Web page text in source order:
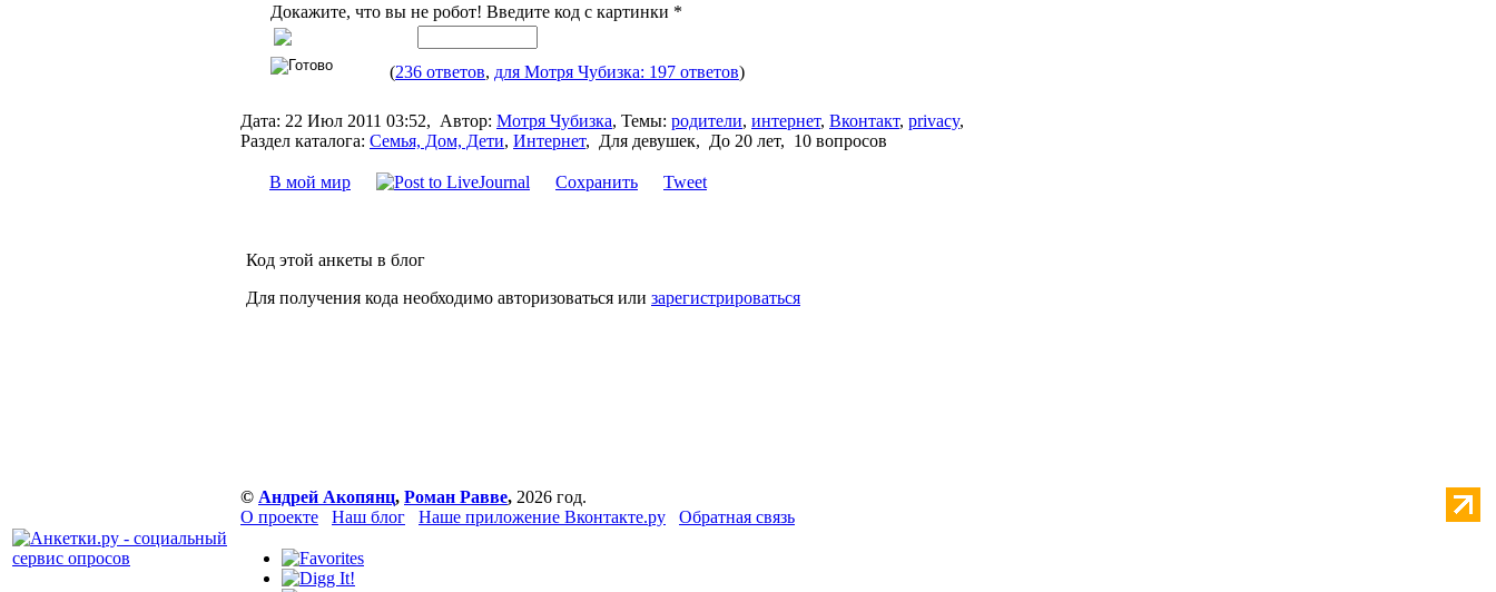
Докажите, что вы не робот! Введите код с картинки *
(236 ответов, для Мотря Чубизка: 197 ответов)
Дата: 22 Июл 2011 03:52, Автор: Мотря Чубизка, Темы: родители, интернет, Вконтакт, privacy,
Раздел каталога: Семья, Дом, Дети, Интернет, Для девушек, До 20 лет, 10 вопросов
В мой мир Сохранить Tweet
Код этой анкеты в блог
Для получения кода необходимо авторизоваться или зарегистрироваться
© Андрей Акопянц, Роман Равве, 2026 год.
О проекте
Наш блог Наше приложение Вконтакте.ру Обратная связь